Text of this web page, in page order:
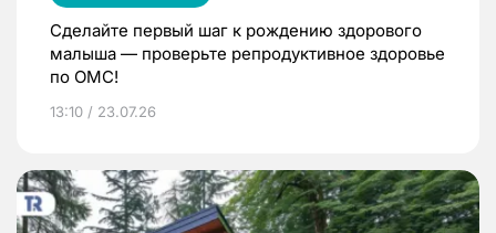
Сделайте первый шаг к рождению здорового
малыша — проверьте репродуктивное здоровье
по ОМС!
13:10 / 23.07.26